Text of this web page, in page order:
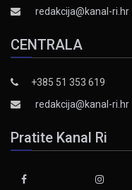
redakcija@kanal-ri.hr
CENTRALA
+385 51 353 619
redakcija@kanal-ri.hr
Pratite Kanal Ri